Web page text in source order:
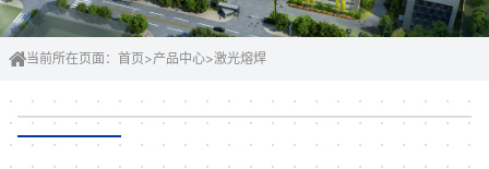
当前所在页面： 首页>产品中心>激光熔焊